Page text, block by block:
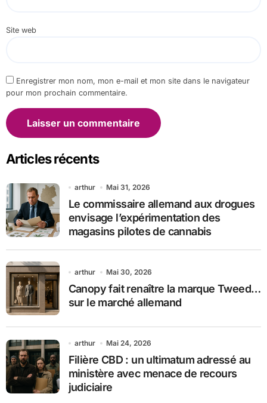
Site web
Enregistrer mon nom, mon e-mail et mon site dans le navigateur
pour mon prochain commentaire.
Articles récents
arthur Mai 31, 2026
Le commissaire allemand aux drogues
envisage l’expérimentation des
magasins pilotes de cannabis
arthur Mai 30, 2026
Canopy fait renaître la marque Tweed…
sur le marché allemand
arthur Mai 24, 2026
Filière CBD : un ultimatum adressé au
ministère avec menace de recours
judiciaire